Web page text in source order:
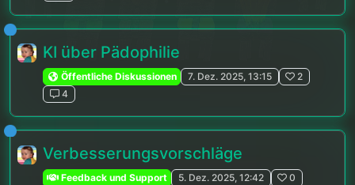
KI über Pädophilie
Öffentliche Diskussionen 7. Dez. 2025, 13:15
2
4
Verbesserungsvorschläge
Feedback und Support 5. Dez. 2025, 12:42
0